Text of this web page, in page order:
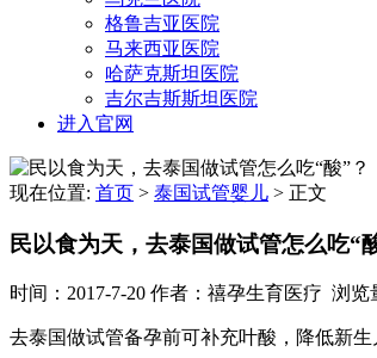
格鲁吉亚医院
马来西亚医院
哈萨克斯坦医院
吉尔吉斯斯坦医院
进入官网
现在位置: 首页 > 泰国试管婴儿 > 正文
民以食为天，去泰国做试管怎么吃“
时间：2017-7-20 作者：禧孕生育医疗 浏览
去泰国做试管备孕前可补充叶酸，降低新